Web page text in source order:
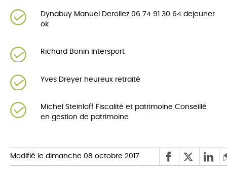
Dynabuy Manuel Derollez 06 74 91 30 64 dejeuner
ok
Richard Bonin Intersport
Yves Dreyer heureux retraité
Michel Steinloff Fiscalité et patrimoine Conseillé
en gestion de patrimoine
Modifié le dimanche 08 octobre 2017